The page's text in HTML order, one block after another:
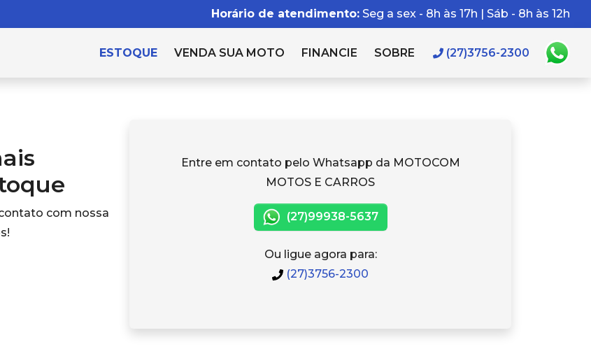
Horário de atendimento: Seg a sex - 8h às 17h | Sáb - 8h às 12h
ESTOQUE VENDA SUA MOTO FINANCIE SOBRE (27)3756-2300
com nossa
Entre em contato pelo Whatsapp da MOTOCOM
MOTOS E CARROS
(27)99938-5637
Ou ligue agora para:
(27)3756-2300